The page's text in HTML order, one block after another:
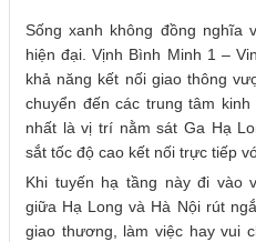
Sống xanh không đồng nghĩa
hiện đại. Vịnh Bình Minh 1 –
khả năng kết nối giao thông
chuyển đến các trung tâm
nhất là vị trí nằm sát Ga Hạ
sắt tốc độ cao kết nối trực tiếp
Khi tuyến hạ tầng này đi vào
giữa Hạ Long và Hà Nội rút
giao thương, làm việc hay vui